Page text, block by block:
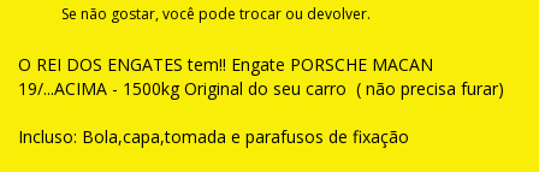
Se não gostar, você pode trocar ou devolver.
O REI DOS ENGATES tem!! Engate PORSCHE MACAN
19/...ACIMA - 1500kg Original do seu carro ( não precisa furar)
Incluso: Bola,capa,tomada e parafusos de fixação